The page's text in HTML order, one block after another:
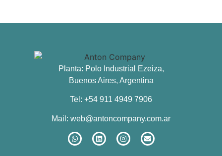
Planta: Polo Industrial Ezeiza,
Buenos Aires, Argentina
Tel: +54 911 4949 7906
Mail: web@antoncompany.com.ar